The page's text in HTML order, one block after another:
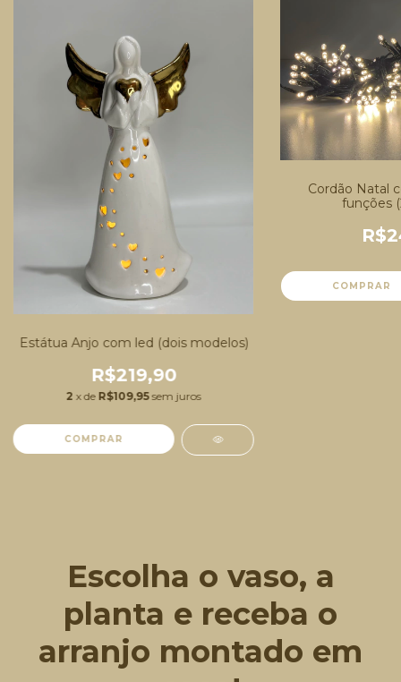
Estátua Anjo com led (dois modelos)
R$219,90
2 x de R$109,95 sem juros
COMPRAR
Cordão Natal
funções
Escolha o vaso, a
planta e receba o
arranjo montado em